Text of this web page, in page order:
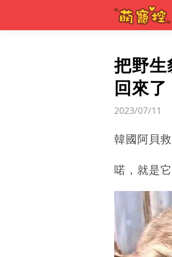
把野生
回來
2023/07/11
韓國阿貝
喏，就是